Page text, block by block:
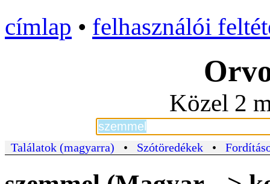
címlap • felhasználói
Közel 2
Találatok (magyarra) • Szótöredékek •